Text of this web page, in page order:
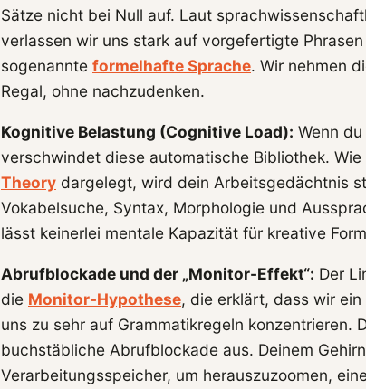
Sätze nicht bei Null auf. Laut
verlassen wir uns stark auf vorgefertigte
sogenannte formelhafte Sprache. Wir nehmen
Regal, ohne nachzudenken.
Kognitive Belastung (Cognitive Load): Wenn
verschwindet diese automatische Bibliothek. Wie
Theory dargelegt, wird dein Arbeitsgedächtnis
Vokabelsuche, Syntax, Morphologie und
lässt keinerlei mentale Kapazität für kreative
Abrufblockade und der „Monitor-Effekt“: Der
die Monitor-Hypothese, die erklärt, dass wir
uns zu sehr auf Grammatikregeln konzentrieren.
buchstäbliche Abrufblockade aus. Deinem
Verarbeitungsspeicher, um herauszuzoomen,